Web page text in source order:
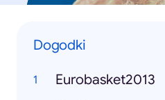
Dogodki
Eurobasket2013